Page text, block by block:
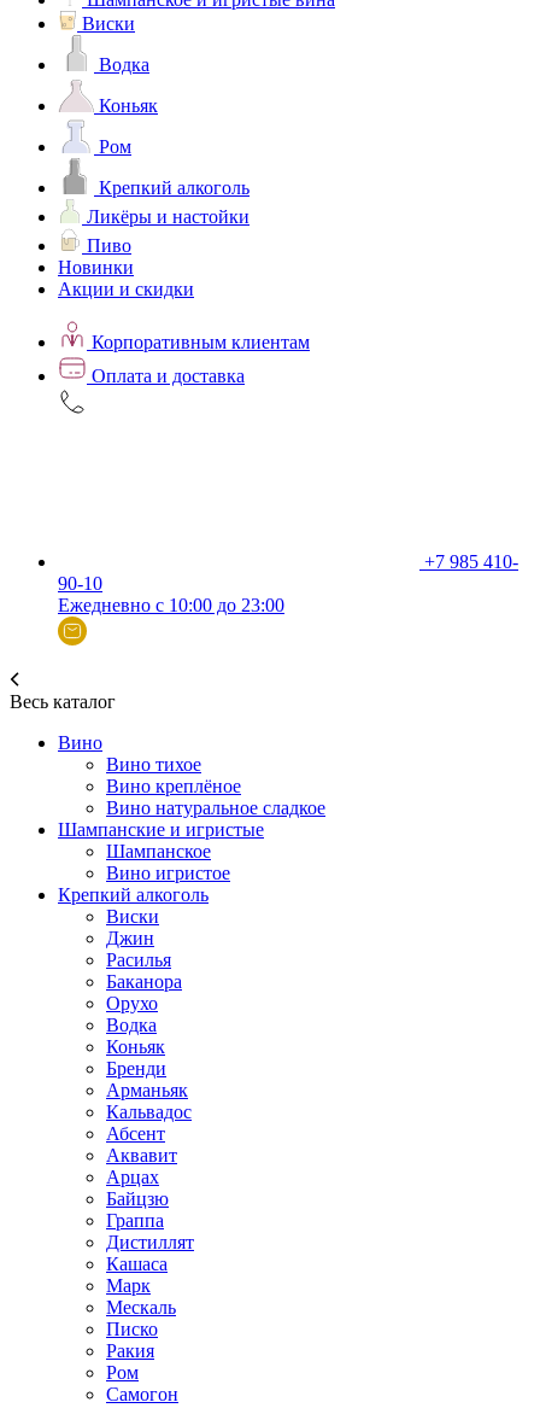
Виски
Водка
Коньяк
Ром
Крепкий алкоголь
Ликёры и настойки
Пиво
Новинки
Акции и скидки
Корпоративным клиентам
Оплата и доставка
+7 985 410-
90-10
Ежедневно с 10:00 до 23:00
Весь каталог
Вино
Вино тихое
Вино креплёное
Вино натуральное сладкое
Шампанские и игристые
Шампанское
Вино игристое
Крепкий алкоголь
Виски
Джин
Расилья
Баканора
Орухо
Водка
Коньяк
Бренди
Арманьяк
Кальвадос
Абсент
Аквавит
Арцах
Байцзю
Граппа
Дистиллят
Кашаса
Марк
Мескаль
Писко
Ракия
Ром
Самогон